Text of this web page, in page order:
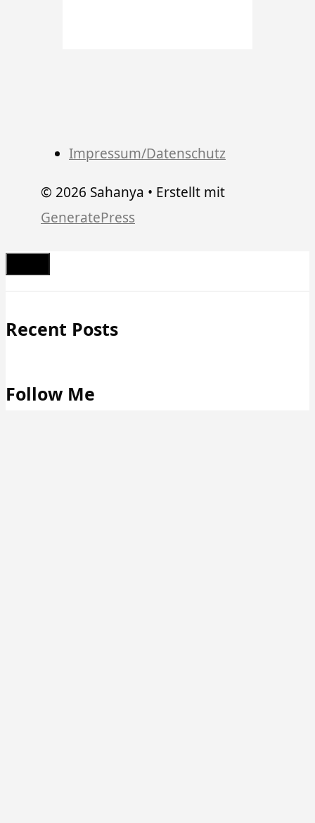
Impressum/Datenschutz
© 2026 Sahanya • Erstellt mit
GeneratePress
Schließen
Recent Posts
Follow Me